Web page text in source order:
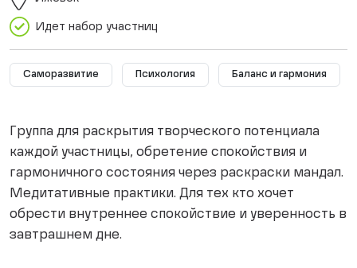
Идет набор участниц
Саморазвитие Психология Баланс и гармония
Группа для раскрытия творческого потенциала
каждой участницы, обретение спокойствия и
гармоничного состояния через раскраски мандал.
Медитативные практики. Для тех кто хочет
обрести внутреннее спокойствие и уверенность в
завтрашнем дне.